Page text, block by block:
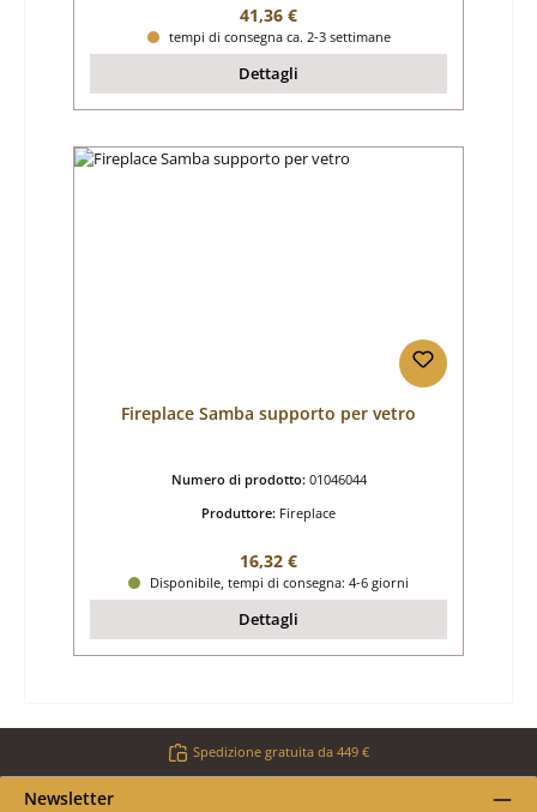
Prezzo normale:
41,36 €
tempi di consegna ca. 2-3 settimane
Dettagli
Fireplace Samba supporto per vetro
Numero di prodotto: 01046044
Produttore: Fireplace
Prezzo normale:
16,32 €
Disponibile, tempi di consegna: 4-6 giorni
Dettagli
Spedizione gratuita da 449 €
Newsletter